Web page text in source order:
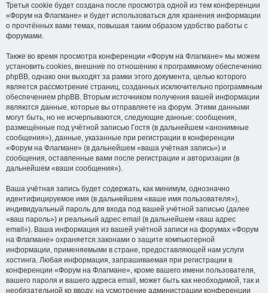
Третья cookie будет создана после просмотра одной из тем конференции
«Форум на Флагмане» и будет использоваться для хранения информации
о прочтённых вами темах, повышая таким образом удобство работы с
форумами.
Также во время просмотра конференции «Форум на Флагмане» мы можем
установить cookies, внешние по отношению к программному обеспечению
phpBB, однако они выходят за рамки этого документа, целью которого
является рассмотрение страниц, созданных исключительно программным
обеспечением phpBB. Вторым источником получения вашей информации
являются данные, которые вы отправляете на форум. Этими данными
могут быть, но не исчерпываются, следующие данные: сообщения,
размещённые под учётной записью Гостя (в дальнейшем «анонимные
сообщения»), данные, указанные при регистрации в конференции
«Форум на Флагмане» (в дальнейшем «ваша учётная запись») и
сообщения, оставленные вами после регистрации и авторизации (в
дальнейшем «ваши сообщения»).
Ваша учётная запись будет содержать, как минимум, однозначно
идентифицируемое имя (в дальнейшем «ваше имя пользователя»),
индивидуальный пароль для входа под вашей учётной записью (далее
«ваш пароль») и реальный адрес email (в дальнейшем «ваш адрес
email»). Ваша информация из вашей учётной записи на форумах «Форум
на Флагмане» охраняется законами о защите компьютерной
информации, применяемыми в стране, предоставляющей нам услуги
хостинга. Любая информация, запрашиваемая при регистрации в
конференции «Форум на Флагмане», кроме вашего имени пользователя,
вашего пароля и вашего адреса email, может быть как необходимой, так и
необязательной ко вводу, на усмотрение администрации конференции